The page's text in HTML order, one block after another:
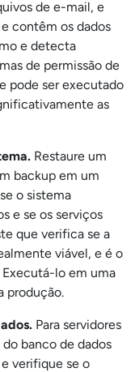
de e-mail, e
contêm os dados
e detecta
de permissão de
pode ser executado
as
Restaure um
backup em um
o sistema
e se os serviços
que verifica se a
viável, e é o
lo em uma
produção.
Para servidores
banco de dados
verifique se o